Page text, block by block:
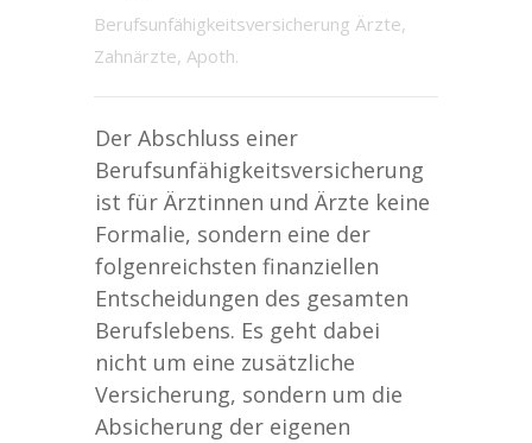
Berufsunfähigkeitsversicherung Ärzte,
Zahnärzte, Apoth.
Der Abschluss einer
Berufsunfähigkeitsversicherung
ist für Ärztinnen und Ärzte keine
Formalie, sondern eine der
folgenreichsten finanziellen
Entscheidungen des gesamten
Berufslebens. Es geht dabei
nicht um eine zusätzliche
Versicherung, sondern um die
Absicherung der eigenen